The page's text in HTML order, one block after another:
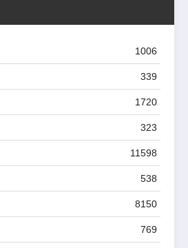
1006
339
1720
323
11598
538
8150
769